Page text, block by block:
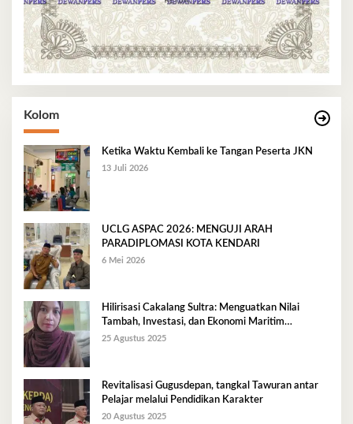
Kolom
Ketika Waktu Kembali ke Tangan Peserta JKN
13 Juli 2026
UCLG ASPAC 2026: MENGUJI ARAH
PARADIPLOMASI KOTA KENDARI
6 Mei 2026
Hilirisasi Cakalang Sultra: Menguatkan Nilai
Tambah, Investasi, dan Ekonomi Maritim
Berkelanjutan
25 Agustus 2025
Revitalisasi Gugusdepan, tangkal Tawuran antar
Pelajar melalui Pendidikan Karakter
20 Agustus 2025